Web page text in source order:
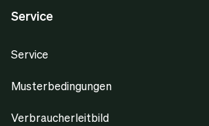
Service
Service
Musterbedingungen
Verbraucherleitbild